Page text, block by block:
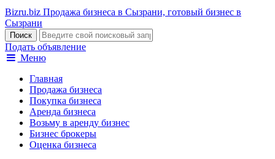
Bizru.biz Продажа бизнеса в Сызрани, готовый бизнес в
Сызрани
Подать объявление
Меню
Главная
Продажа бизнеса
Покупка бизнеса
Аренда бизнеса
Возьму в аренду бизнес
Бизнес брокеры
Оценка бизнеса